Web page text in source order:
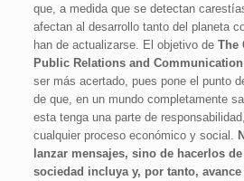
que, a medida que se detectan
afectan al desarrollo tanto del planeta
han de actualizarse. El objetivo deThe
Public Relations and
ser más acertado, pues pone el punto
de que, en un mundo completamente
esta tenga una parte de
cualquier proceso económico y social.
lanzar mensajes, sino de hacerlos
sociedad incluya y, por tanto, avance